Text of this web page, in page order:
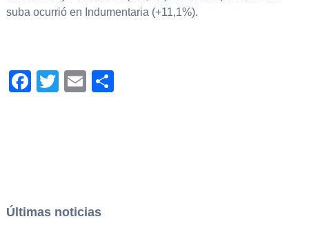
suba ocurrió en Indumentaria (+11,1%).
Facebook
TwitterEmail
Últimas noticias